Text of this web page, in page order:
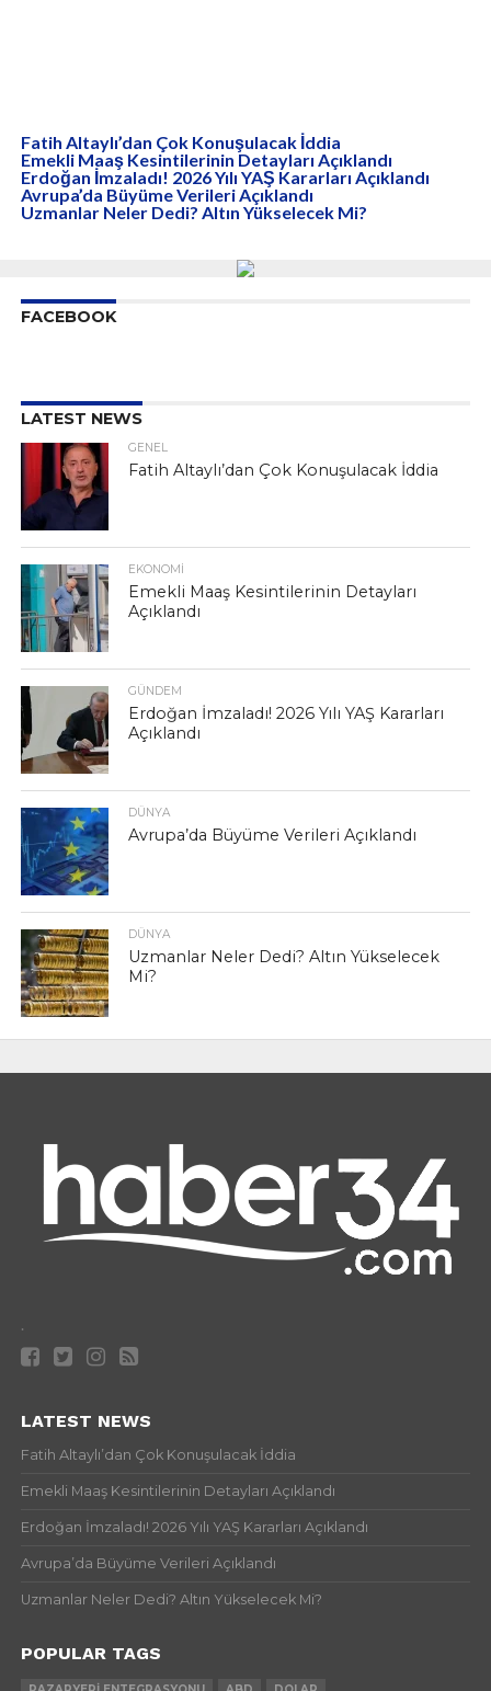
Fatih Altaylı’dan Çok Konuşulacak İddia
Emekli Maaş Kesintilerinin Detayları Açıklandı
Erdoğan İmzaladı! 2026 Yılı YAŞ Kararları Açıklandı
Avrupa’da Büyüme Verileri Açıklandı
Uzmanlar Neler Dedi? Altın Yükselecek Mi?
FACEBOOK
LATEST NEWS
GENEL
Fatih Altaylı’dan Çok Konuşulacak İddia
EKONOMI
Emekli Maaş Kesintilerinin Detayları
Açıklandı
GÜNDEM
Erdoğan İmzaladı! 2026 Yılı YAŞ Kararları
Açıklandı
DÜNYA
Avrupa’da Büyüme Verileri Açıklandı
DÜNYA
Uzmanlar Neler Dedi? Altın Yükselecek
Mi?
.
LATEST NEWS
Fatih Altaylı’dan Çok Konuşulacak İddia
Emekli Maaş Kesintilerinin Detayları Açıklandı
Erdoğan İmzaladı! 2026 Yılı YAŞ Kararları Açıklandı
Avrupa’da Büyüme Verileri Açıklandı
Uzmanlar Neler Dedi? Altın Yükselecek Mi?
POPULAR TAGS